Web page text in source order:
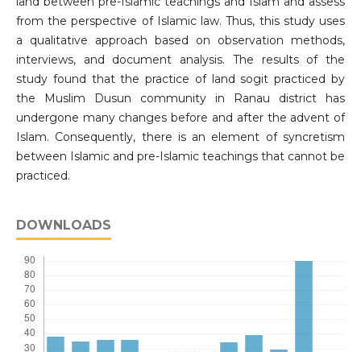
from the perspective of Islamic law. Thus, this study uses
a qualitative approach based on observation methods,
interviews, and document analysis. The results of the
study found that the practice of land sogit practiced by
the Muslim Dusun community in Ranau district has
undergone many changes before and after the advent of
Islam. Consequently, there is an element of syncretism
between Islamic and pre-Islamic teachings that cannot be
practiced.
DOWNLOADS